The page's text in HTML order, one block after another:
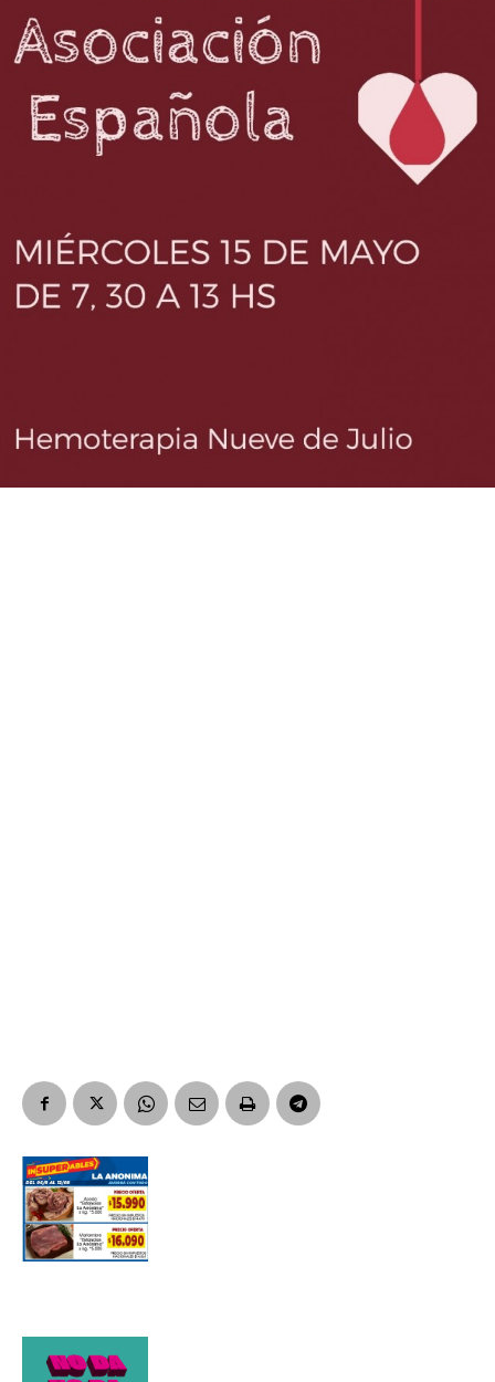
Suscribirme gratis